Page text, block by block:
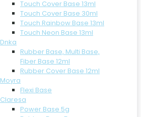
Touch Cover Base 13ml
Touch Cover Base 30ml
Touch Rainbow Base 13ml
Touch Neon Base 13ml
Dnka
Rubber Base, Multi Base,
Fiber Base 12ml
Rubber Cover Base 12ml
Moyra
Flexi Base
Claresa
Power Base 5g